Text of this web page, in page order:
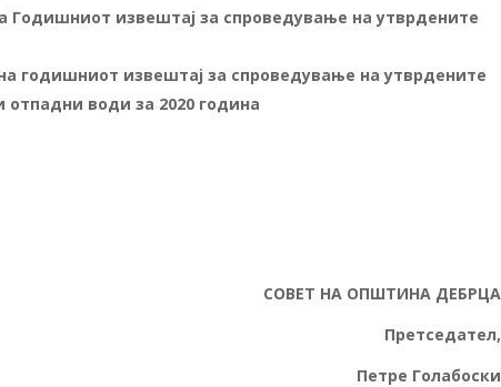
Годишниот извештај за спроведување на утврдените
годишниот извештај за спроведување на утврдените
води за 2020 година
СОВЕТ НА ОПШТИНА ДЕБРЦА
Голабоски